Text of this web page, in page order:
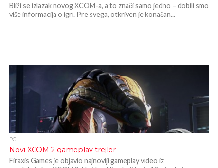
Bliži se izlazak novog XCOM-a, a to znači samo jedno – dobili smo
više informacija o igri. Pre svega, otkriven je konačan...
PC
Novi XCOM 2 gameplay trejler
Firaxis Games je objavio najnoviji gameplay video iz